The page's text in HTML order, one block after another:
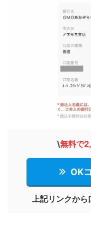
\無料で
OK
上記リンクから